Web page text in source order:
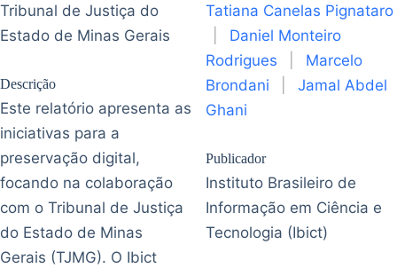
Tribunal de Justiça do
Estado de Minas Gerais
Descrição
Este relatório apresenta as
iniciativas para a
preservação digital,
focando na colaboração
com o Tribunal de Justiça
do Estado de Minas
Gerais (TJMG). O Ibict
Tatiana Canelas Pignataro
Daniel Monteiro
Rodrigues
Marcelo
Brondani
Jamal Abdel
Ghani
Publicador
Instituto Brasileiro de
Informação em Ciência e
Tecnologia (Ibict)